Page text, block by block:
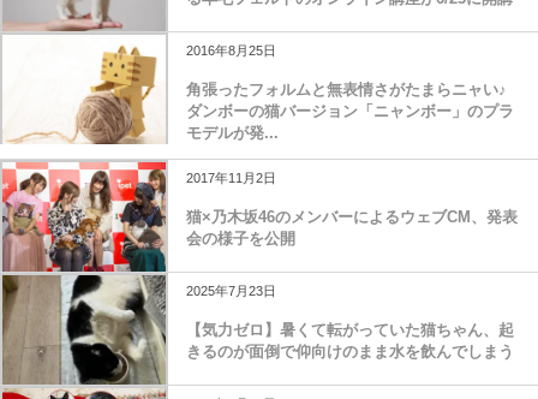
2016年8月25日
角張ったフォルムと無表情さがたまらニャい♪
ダンボーの猫バージョン「ニャンボー」のプラ
モデルが発...
2017年11月2日
猫×乃木坂46のメンバーによるウェブCM、発表
会の様子を公開
2025年7月23日
【気力ゼロ】暑くて転がっていた猫ちゃん、起
きるのが面倒で仰向けのまま水を飲んでしまう